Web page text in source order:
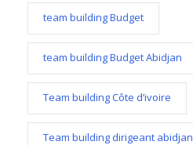
team building Budget
team building Budget Abidjan
Team building Côte d’ivoire
Team building dirigeant abidjan